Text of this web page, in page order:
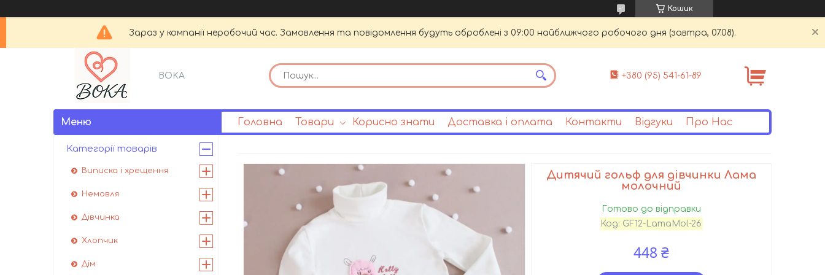
Кошик
Зараз у компанії неробочий час. Замовлення та повідомлення будуть оброблені з 09:00 найближчого робочого дня (завтра, 07.08).
BOKA +380 (95) 541-61-89
Головна Товари Корисно знати Доставка і оплата Контакти Відгуки Про Нас
Дитячий гольф для дівчинки Лама
молочний
Готово до відправки
Код: GF12-LamaMol-26
448 ₴
Категорії товарів
Виписка і хрещення
Немовля
Дівчинка
Хлопчик
Дім